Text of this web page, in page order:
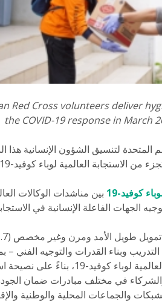
Red Cross volunteers deliver
the COVID-19 response in March
المتحدة لتنسيق الشؤون الإنسانية
الاستجابة العالمية لوباء كوفيد-19.
كوفيد-19
بين مناشدات الوكالات
الجهات الفاعلة الإنسانية في
وبناء القدرات والتوجيه الفني
لاسفير. وتبين خطة الاستجابة
في مختلف مبادرات ضمان
والجماعات المحلية والوطنية